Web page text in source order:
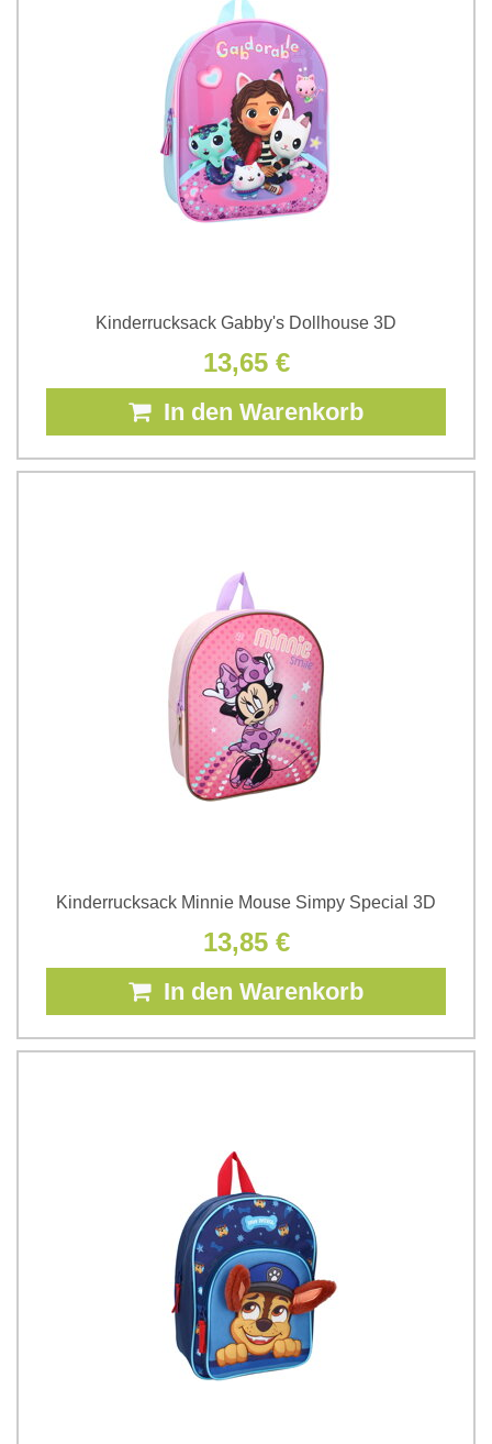
Kinderrucksack Gabby's Dollhouse 3D
13,65 €
In den Warenkorb
Kinderrucksack Minnie Mouse Simpy Special 3D
13,85 €
In den Warenkorb